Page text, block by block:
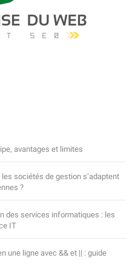
avantages et limites
sociétés de gestion s’adaptent
?
des services informatiques : les
IT
une ligne avec && et || : guide